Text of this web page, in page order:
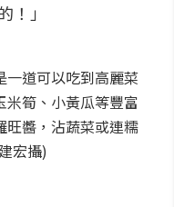
！」
一道可以吃到高麗菜
筍、小黃瓜等豐富
旺醬，沾蔬菜或連糯
宏攝)